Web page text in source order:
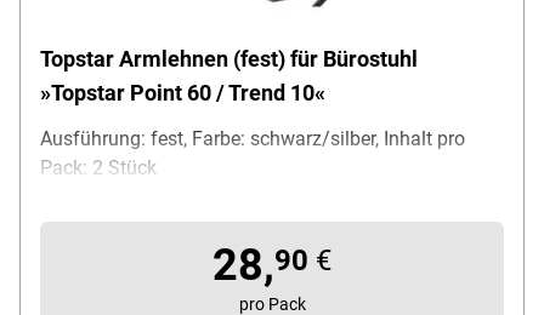
Topstar Armlehnen (fest) für Bürostuhl
»Topstar Point 60 / Trend 10«
Ausführung: fest, Farbe: schwarz/silber, Inhalt pro
Pack: 2 Stück
28,90 €
pro Pack